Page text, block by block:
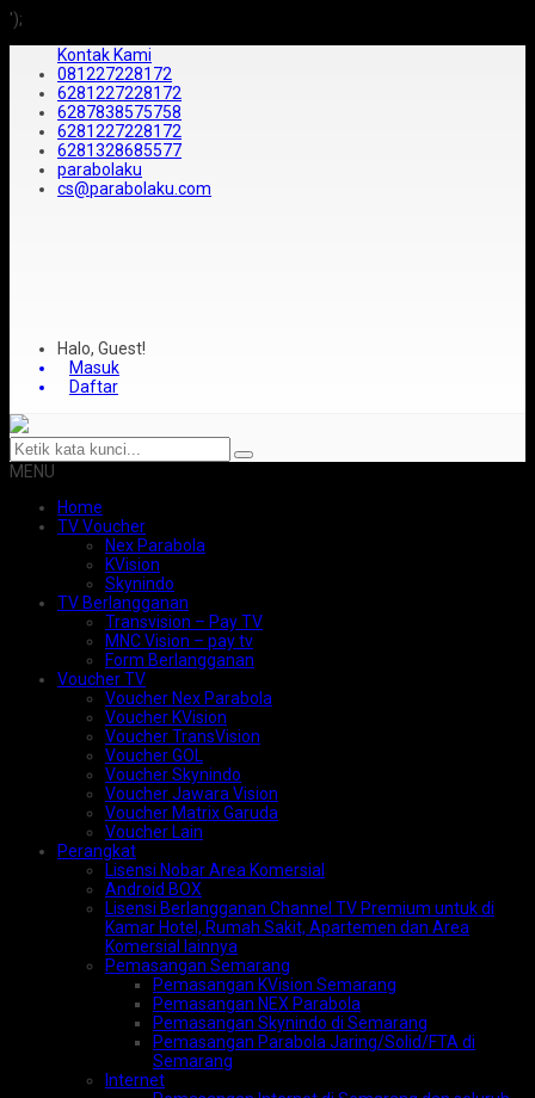
');
Kontak Kami
081227228172
6281227228172
6287838575758
6281227228172
6281328685577
parabolaku
cs@parabolaku.com
Halo, Guest!
Masuk
Daftar
MENU
Home
TV Voucher
Nex Parabola
KVision
Skynindo
TV Berlangganan
Transvision – Pay TV
MNC Vision – pay tv
Form Berlangganan
Voucher TV
Voucher Nex Parabola
Voucher KVision
Voucher TransVision
Voucher GOL
Voucher Skynindo
Voucher Jawara Vision
Voucher Matrix Garuda
Voucher Lain
Perangkat
Lisensi Nobar Area Komersial
Android BOX
Lisensi Berlangganan Channel TV Premium untuk di
Kamar Hotel, Rumah Sakit, Apartemen dan Area
Komersial lainnya
Pemasangan Semarang
Pemasangan KVision Semarang
Pemasangan NEX Parabola
Pemasangan Skynindo di Semarang
Pemasangan Parabola Jaring/Solid/FTA di
Semarang
Internet